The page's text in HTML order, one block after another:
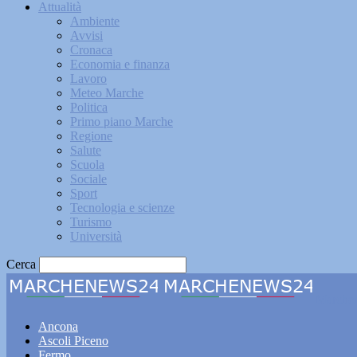
Attualità
Ambiente
Avvisi
Cronaca
Economia e finanza
Lavoro
Meteo Marche
Politica
Primo piano Marche
Regione
Salute
Scuola
Sociale
Sport
Tecnologia e scienze
Turismo
Università
Cerca
Ancona
Ascoli Piceno